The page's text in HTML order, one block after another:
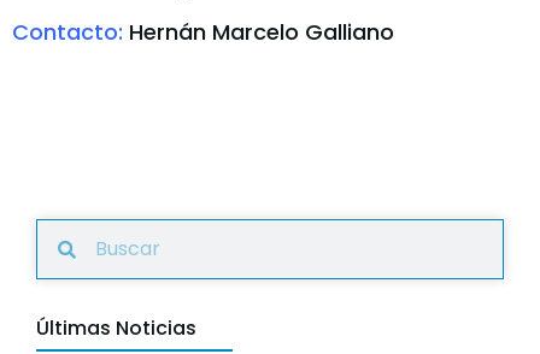
Contacto: Hernán Marcelo Galliano
Últimas Noticias